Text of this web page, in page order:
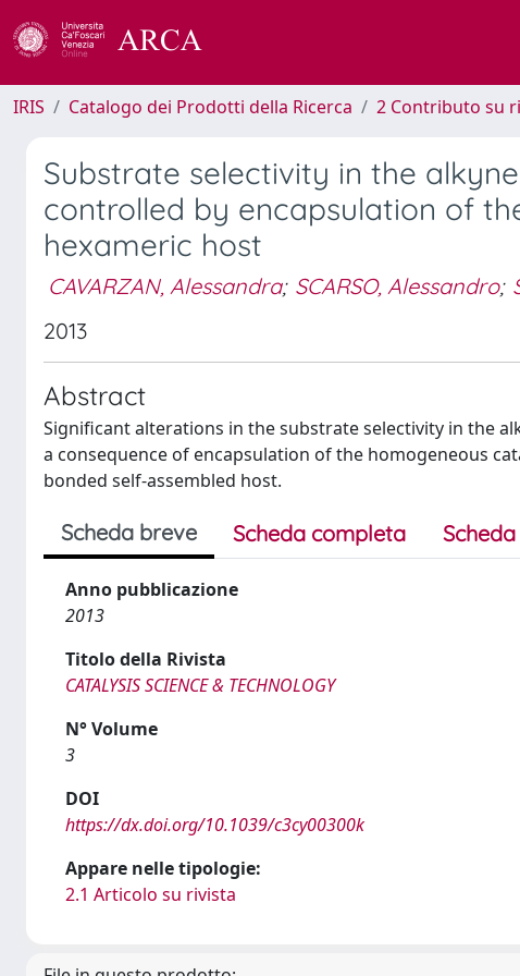
IRIS Catalogo dei Prodotti della Ricerca 2 Contributo su
Substrate selectivity in the
controlled by encapsulation of
hexameric host
CAVARZAN, Alessandra; SCARSO, Alessandro;
2013
Abstract
Significant alterations in the substrate selectivity in the
a consequence of encapsulation of the homogeneous
bonded self-assembled host.
Scheda breve Scheda completa
Anno pubblicazione
2013
Titolo della Rivista
CATALYSIS SCIENCE & TECHNOLOGY
N° Volume
3
DOI
https://dx.doi.org/10.1039/c3cy00300k
Appare nelle tipologie:
2.1 Articolo su rivista